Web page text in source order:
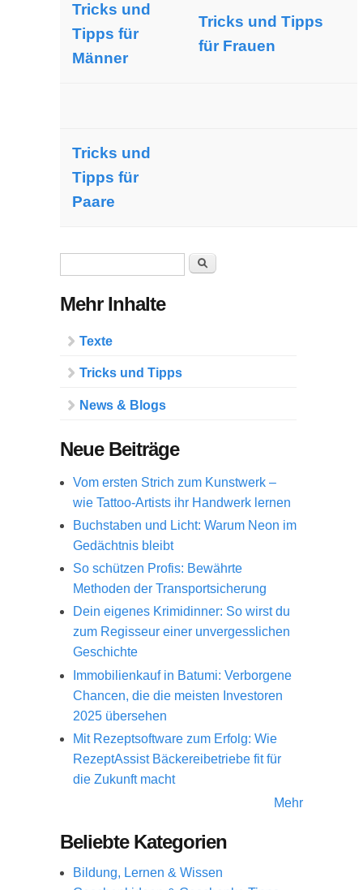
Tricks und
Tipps für
Männer
Tricks und Tipps
für Frauen
Tricks und
Tipps für
Paare
Suche
Mehr Inhalte
Texte
Tricks und Tipps
News & Blogs
Neue Beiträge
Vom ersten Strich zum Kunstwerk –
wie Tattoo-Artists ihr Handwerk lernen
Buchstaben und Licht: Warum Neon im
Gedächtnis bleibt
So schützen Profis: Bewährte
Methoden der Transportsicherung
Dein eigenes Krimidinner: So wirst du
zum Regisseur einer unvergesslichen
Geschichte
Immobilienkauf in Batumi: Verborgene
Chancen, die die meisten Investoren
2025 übersehen
Mit Rezeptsoftware zum Erfolg: Wie
RezeptAssist Bäckereibetriebe fit für
die Zukunft macht
Mehr
Beliebte Kategorien
Bildung, Lernen & Wissen